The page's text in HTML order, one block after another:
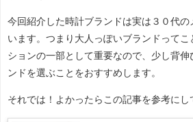
今回紹介した時計ブランドは実は３０代
います。つまり大人っぽいブランドってこ
ションの一部として重要なので、少し背伸
ンドを選ぶことをおすすめします。
それでは！よかったらこの記事を参考にし